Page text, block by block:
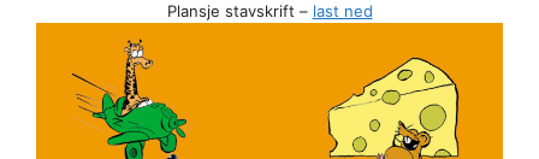
Plansje stavskrift – last ned